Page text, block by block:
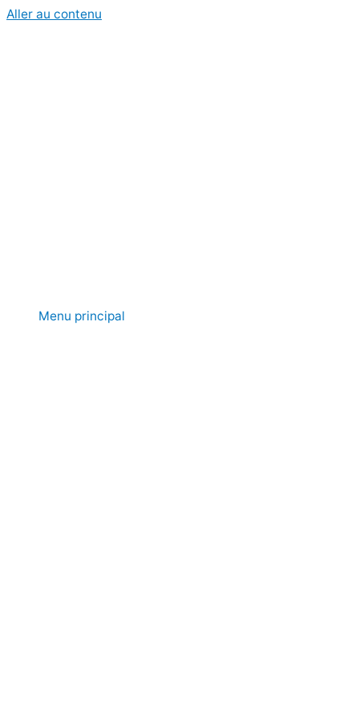
Aller au contenu
Menu principal